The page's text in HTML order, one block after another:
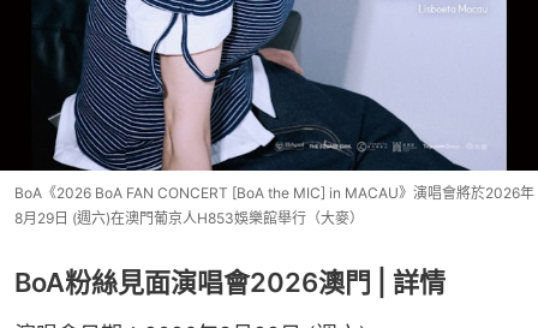
BoA《2026 BoA FAN CONCERT [BoA the MIC] in MACAU》演唱會將於2026年
8月29日 (週六)在澳門葡京人H853娛樂館舉行（大麥）
BoA粉絲見面演唱會2026澳門 | 詳情